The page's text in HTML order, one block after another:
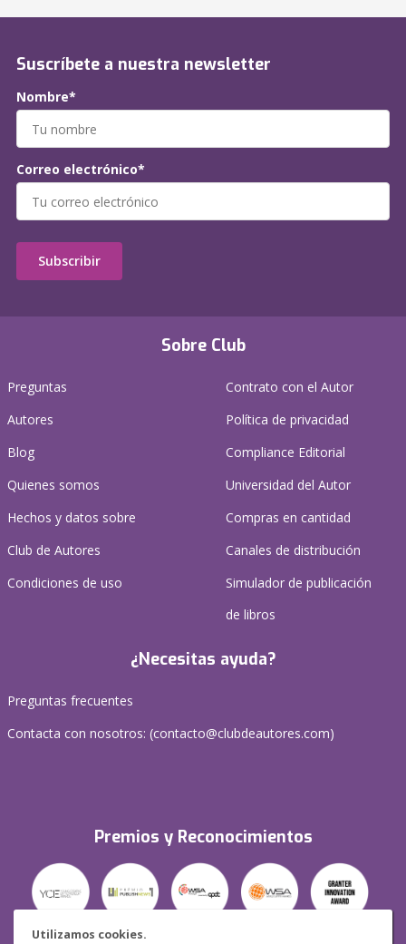
Utilizamos cookies.
Sobre Club
Preguntas
Autores
Blog
Quienes somos
Hechos y datos sobre
Club de Autores
Condiciones de uso
Contrato con el Autor
Política de privacidad
Compliance Editorial
Universidad del Autor
Compras en cantidad
Canales de distribución
Simulador de publicación
de libros
¿Necesitas ayuda?
Preguntas frecuentes
Contacta con nosotros: (contacto@clubdeautores.com)
Premios y Reconocimientos
Suscríbete a nuestra newsletter
Nombre*
Correo electrónico*
Subscribir